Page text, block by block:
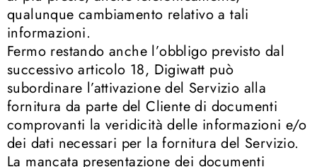
qualunque cambiamento relativo a tali
informazioni.
Fermo restando anche l’obbligo previsto dal
successivo articolo 18, Digiwatt può
subordinare l’attivazione del Servizio alla
fornitura da parte del Cliente di documenti
comprovanti la veridicità delle informazioni e/o
dei dati necessari per la fornitura del Servizio.
La mancata presentazione dei documenti